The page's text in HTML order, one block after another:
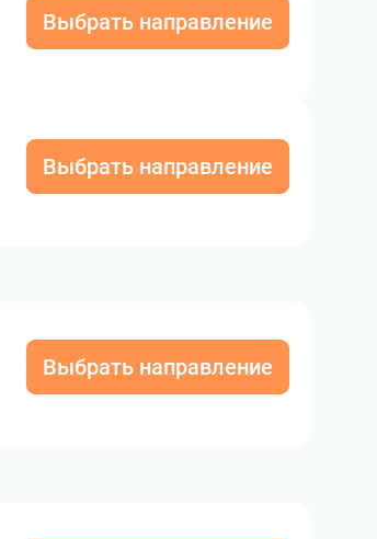
Выбрать направление
Выбрать направление
Выбрать направление